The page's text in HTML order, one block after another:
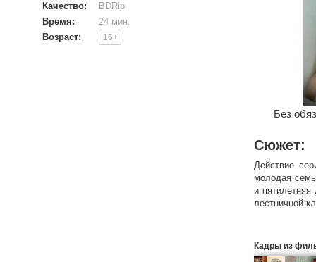
Качество:
BDRip
Время:
24 мин.
Возраст:
16+
Без
Сюжет:
Действие
молодая
и
лестничной
Кадры из